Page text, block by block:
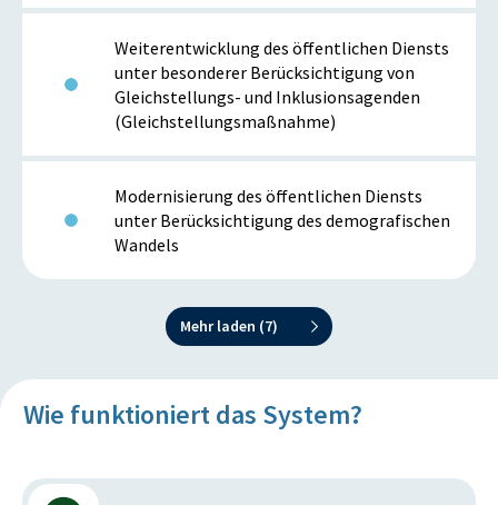
Weiterentwicklung des öffentlichen Diensts
unter besonderer Berücksichtigung von
Gleichstellungs- und Inklusionsagenden
(Gleichstellungsmaßnahme)
Modernisierung des öffentlichen Diensts
unter Berücksichtigung des demografischen
Wandels
Mehr laden (7)
Wie funktioniert das System?